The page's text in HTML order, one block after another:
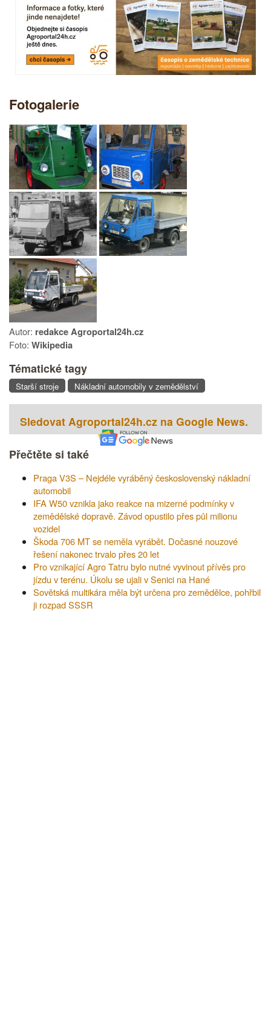
Fotogalerie
Autor: redakce Agroportal24h.cz
Foto: Wikipedia
Tématické tagy
Starší stroje Nákladní automobily v zemědělství
Sledovat Agroportal24h.cz na Google News.
Přečtěte si také
Praga V3S – Nejdéle vyráběný československý nákladní
automobil
IFA W50 vznikla jako reakce na mizerné podmínky v
zemědělské dopravě. Závod opustilo přes půl milionu
vozidel
Škoda 706 MT se neměla vyrábět. Dočasné nouzové
řešení nakonec trvalo přes 20 let
Pro vznikající Agro Tatru bylo nutné vyvinout přívěs pro
jízdu v terénu. Úkolu se ujali v Senici na Hané
Sovětská multikára měla být určena pro zemědělce, pohřbil
ji rozpad SSSR